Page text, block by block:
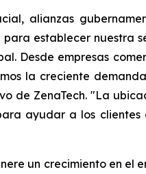
alianzas
establecer nuestra
Desde empresas
la creciente
de ZenaTech. "La
ayudar a los
un crecimiento en el